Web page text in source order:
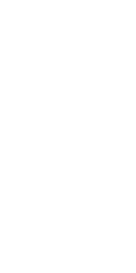
Cria uma conta gratuita para
Criar Conta